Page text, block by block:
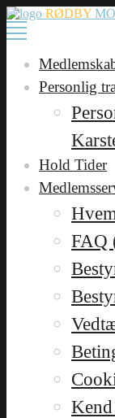
RØDBY
Personlig
Hold Tider
FAQ